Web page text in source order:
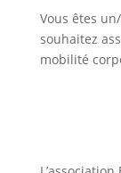
Vous êtes
souhaitez
mobilité